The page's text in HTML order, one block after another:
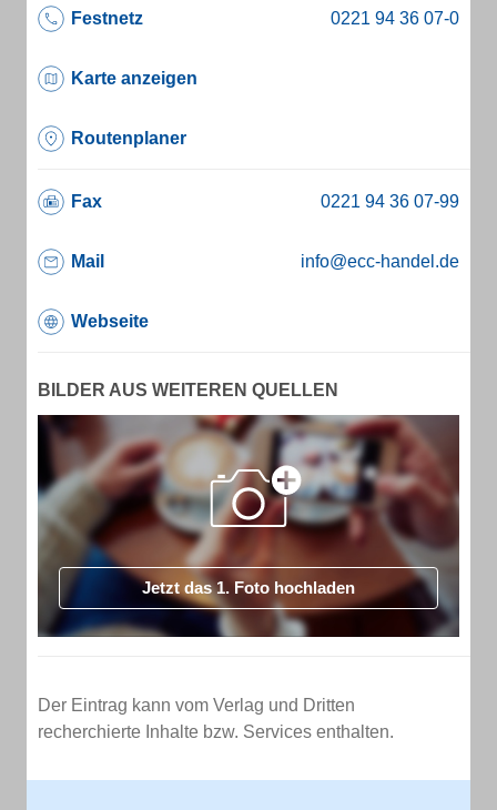
Festnetz
Karte anzeigen
Routenplaner
Fax
Mail info@ecc-handel.de
Webseite
BILDER AUS WEITEREN QUELLEN
Jetzt das 1. Foto hochladen
Der Eintrag kann vom Verlag und Dritten
recherchierte Inhalte bzw. Services enthalten.